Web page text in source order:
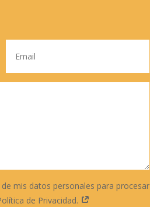
mis datos personales para procesar
de Privacidad.